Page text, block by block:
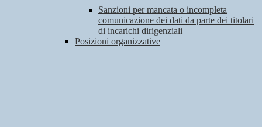
Sanzioni per mancata o incompleta
comunicazione dei dati da parte dei titolari
di incarichi dirigenziali
Posizioni organizzative